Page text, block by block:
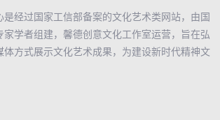
是经过国家工信部备案的文化艺术类网站，由国
家学者组建，馨德创意文化工作室运营，旨在弘
体方式展示文化艺术成果，为建设新时代精神文